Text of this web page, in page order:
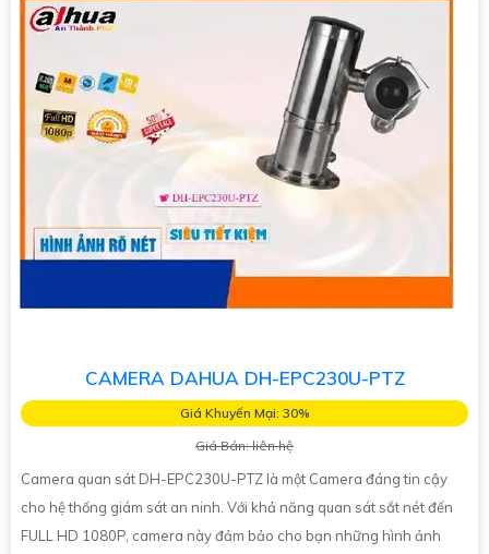
CAMERA DAHUA DH-EPC230U-PTZ
Giá Khuyến Mại: 30%
Giá Bán: liên hệ
Camera quan sát DH-EPC230U-PTZ là một Camera đáng tin cậy
cho hệ thống giám sát an ninh. Với khả năng quan sát sắt nét đến
FULL HD 1080P, camera này đảm bảo cho bạn những hình ảnh